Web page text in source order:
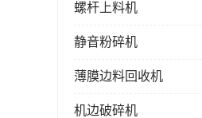
螺杆上料机
静音粉碎机
薄膜边料回收机
机边破碎机